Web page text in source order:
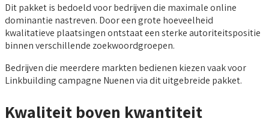
Dit pakket is bedoeld voor bedrijven die maximale online
dominantie nastreven. Door een grote hoeveelheid
kwalitatieve plaatsingen ontstaat een sterke autoriteitspositie
binnen verschillende zoekwoordgroepen.
Bedrijven die meerdere markten bedienen kiezen vaak voor
Linkbuilding campagne Nuenen via dit uitgebreide pakket.
Kwaliteit boven kwantiteit